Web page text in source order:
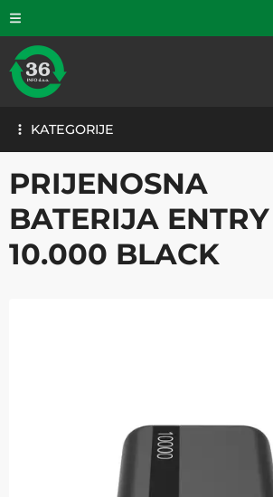
KATEGORIJE
KATEGORIJE
PRIJENOSNA
BATERIJA ENTRY
10.000 BLACK